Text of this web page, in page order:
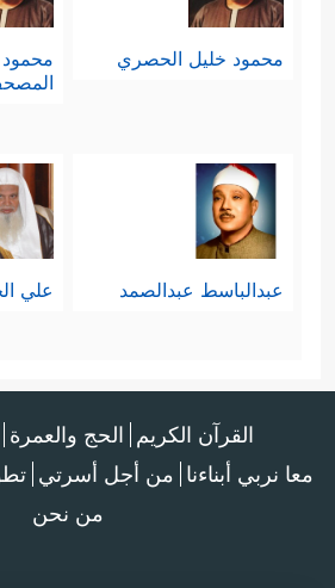
محمود خليل الحصري
عبدالباسط عبدالصمد علي
القرآن الكريم الحج والعمرة
معا نربي أبناءنا من أجل أسرتي
من نحن